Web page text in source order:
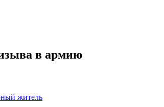
в армию
житель